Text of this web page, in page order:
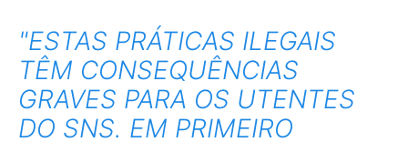
"ESTAS PRÁTICAS ILEGAIS
TÊM CONSEQUÊNCIAS
GRAVES PARA OS UTENTES
DO SNS. EM PRIMEIRO